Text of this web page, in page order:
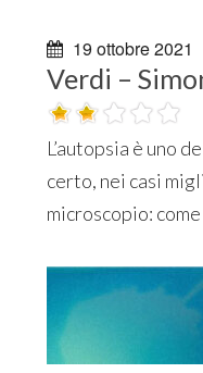
19 ottobre 2021
Verdi –
L’autopsia è uno
certo, nei casi
microscopio: